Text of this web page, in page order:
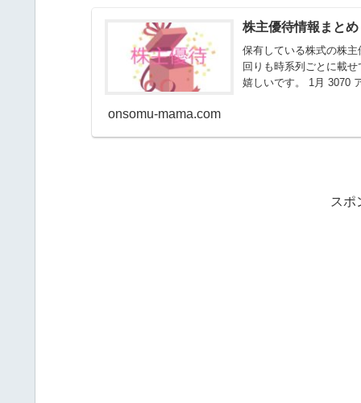
株主優待情報まとめ
保有している株式の株
回りも時系列ごとに載
嬉しいです。 1月 3070
onsomu-mama.com
スポ